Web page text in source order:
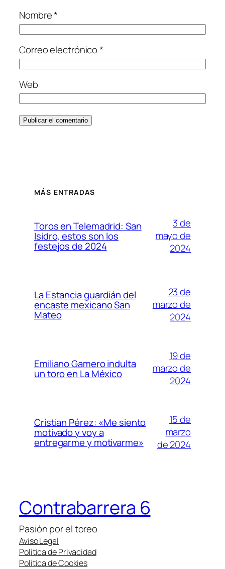
Nombre*
Correo electrónico*
Web
MÁS ENTRADAS
Toros en Telemadrid: San
Isidro, estos son los
festejos de 2024
3 de
mayo de
2024
La Estancia guardián del
encaste mexicano San
Mateo
23 de
marzo de
2024
Emiliano Gamero indulta
un toro en La México
19 de
marzo de
2024
Cristian Pérez: «Me siento
motivado y voy a
entregarme y motivarme»
15 de
marzo
de 2024
Contrabarrera 6
Pasión por el toreo
Aviso Legal
Política de Privacidad
Política de Cookies